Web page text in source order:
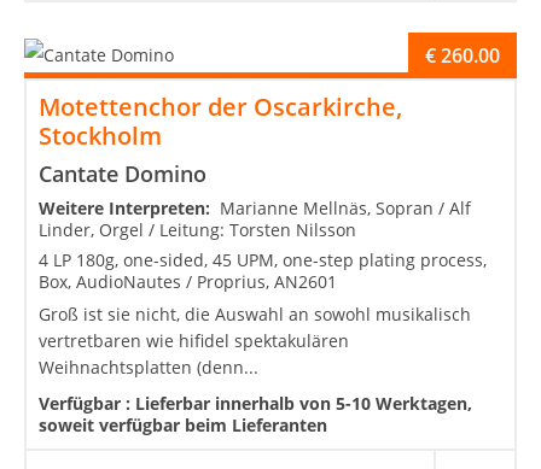
Motettenchor der Oscarkirche,
Stockholm
Cantate Domino
€260.00
Weitere Interpreten: Marianne Mellnäs, Sopran / Alf
Linder, Orgel / Leitung: Torsten Nilsson
4 LP 180g, one-sided, 45 UPM, one-step plating process,
Box, AudioNautes / Proprius, AN2601
Groß ist sie nicht, die Auswahl an sowohl musikalisch
vertretbaren wie hifidel spektakulären
Weihnachtsplatten (denn...
Verfügbar : Lieferbar innerhalb von 5-10 Werktagen,
soweit verfügbar beim Lieferanten